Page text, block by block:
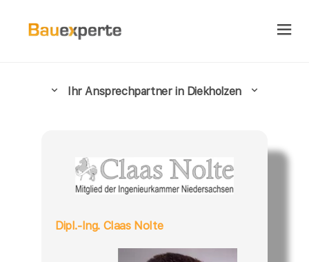
Ihr Ansprechpartner in Diekholzen
Dipl.-Ing. Claas Nolte